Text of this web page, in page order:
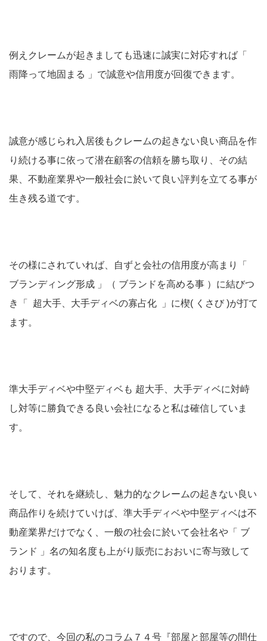
例えクレームが起きましても迅速に誠実に対応すれば「
雨降って地固まる 」で誠意や信用度が回復できます。
誠意が感じられ入居後もクレームの起きない良い商品を作
り続ける事に依って潜在顧客の信頼を勝ち取り、その結
果、不動産業界や一般社会に於いて良い評判を立てる事が
生き残る道です。
その様にされていれば、自ずと会社の信用度が高まり「
ブランディング形成 」（ ブランドを高める事 ）に結びつ
き「 超大手、大手ディベの寡占化 」に楔( くさび )が打て
ます。
準大手ディベや中堅ディベも 超大手、大手ディベに対峙
し対等に勝負できる良い会社になると私は確信していま
す。
そして、それを継続し、魅力的なクレームの起きない良い
商品作りを続けていけば、準大手ディベや中堅ディベは不
動産業界だけでなく、一般の社会に於いて会社名や「 ブ
ランド 」名の知名度も上がり販売におおいに寄与致して
おります。
ですので、今回の私のコラム７４号『部屋と部屋等の間仕